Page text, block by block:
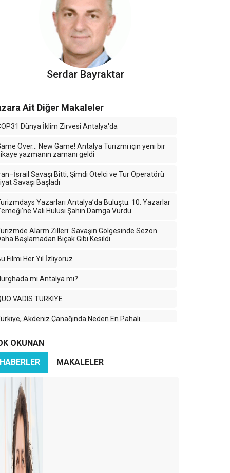
Serdar Bayraktar
Ait Diğer Makaleler
Dünya İklim Zirvesi Antalya'da
Over… New Game! Antalya Turizmi için yeni bir
yazmanın zamanı geldi
Savaşı Bitti, Şimdi Otelci ve Tur Operatörü
Savaşı Başladı
Yazarları Antalya’da Buluştu: 10. Yazarlar
Vali Hulusi Şahin Damga Vurdu
Alarm Zilleri: Savaşın Gölgesinde Sezon
Başlamadan Bıçak Gibi Kesildi
Filmi Her Yıl İzliyoruz
mı Antalya mı?
VADIS TÜRKIYE
Akdeniz Çanağında Neden En Pahalı
Doğru: Turizmde Yol Haritası ve Yeni Rekabet"
Antalya'nın 3 Önemli Sorunu: Artan Otel Fiyatları,
Kirliliği ve Trafik Sorunları
FTI’nin İflasının Ardından Türkiye Turizmi: Zorluklar ve
Fırsatlar
Otellerin satışları azalacak mı? Çoğalacak mı?
Vay halimize…
2023 de bizi bekleyenler…
OKUNAN
HABERLER
MAKALELER